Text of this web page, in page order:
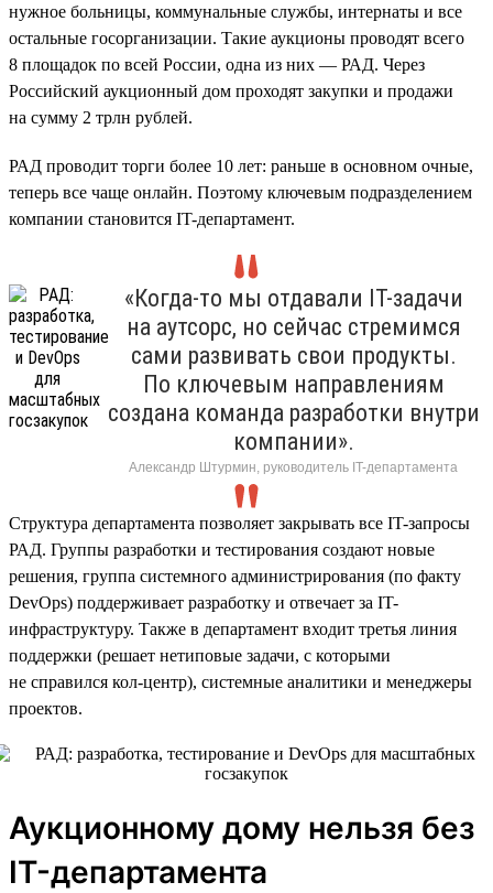
нужное больницы, коммунальные службы, интернаты и все
остальные госорганизации. Такие аукционы проводят всего
8 площадок по всей России, одна из них — РАД. Через
Российский аукционный дом проходят закупки и продажи
на сумму 2 трлн рублей.
РАД проводит торги более 10 лет: раньше в основном очные,
теперь все чаще онлайн. Поэтому ключевым подразделением
компании становится IT-департамент.
«Когда-то мы отдавали IT-задачи
на аутсорс, но сейчас стремимся
сами развивать свои продукты.
По ключевым направлениям
создана команда разработки внутри
компании».
Александр Штурмин, руководитель IT-департамента
Структура департамента позволяет закрывать все IT-запросы
РАД. Группы разработки и тестирования создают новые
решения, группа системного администрирования (по факту
DevOps) поддерживает разработку и отвечает за IT-
инфраструктуру. Также в департамент входит третья линия
поддержки (решает нетиповые задачи, с которыми
не справился кол-центр), системные аналитики и менеджеры
проектов.
Аукционному дому нельзя без
IT-департамента